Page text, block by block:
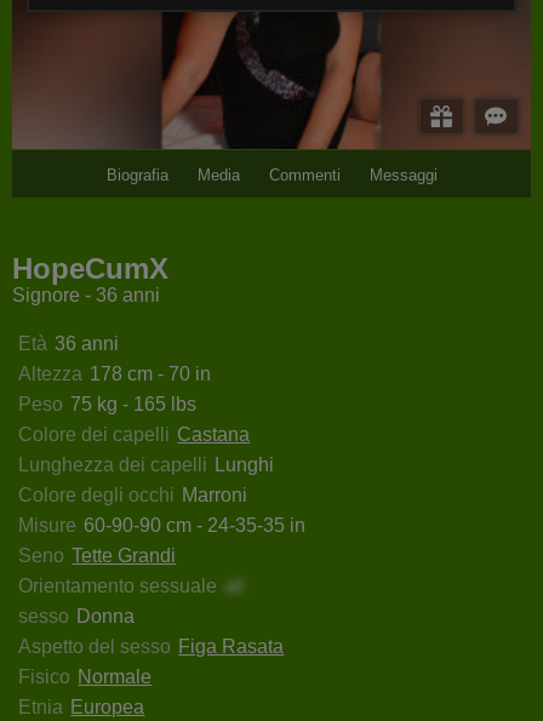
Biografia Media Commenti Messaggi
HopeCumX
Signore - 36 anni
Età 36 anni
Altezza 178 cm - 70 in
Peso 75 kg - 165 lbs
Colore dei capelli Castana
Lunghezza dei capelli Lunghi
Colore degli occhi Marroni
Misure 60-90-90 cm - 24-35-35 in
Seno Tette Grandi
Orientamento sessuale all
sesso Donna
Aspetto del sesso Figa Rasata
Fisico Normale
Etnia Europea